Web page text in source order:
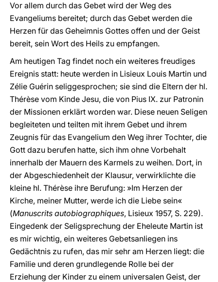
Vor allem durch das Gebet wird der Weg des
Evangeliums bereitet; durch das Gebet werden die
Herzen für das Geheimnis Gottes offen und der Geist
bereit, sein Wort des Heils zu empfangen.
Am heutigen Tag findet noch ein weiteres freudiges
Ereignis statt: heute werden in Lisieux Louis Martin und
Zélie Guérin seliggesprochen; sie sind die Eltern der hl.
Thérèse vom Kinde Jesu, die von Pius IX. zur Patronin
der Missionen erklärt worden war. Diese neuen Seligen
begleiteten und teilten mit ihrem Gebet und ihrem
Zeugnis für das Evangelium den Weg ihrer Tochter, die
Gott dazu berufen hatte, sich ihm ohne Vorbehalt
innerhalb der Mauern des Karmels zu weihen. Dort, in
der Abgeschiedenheit der Klausur, verwirklichte die
kleine hl. Thérèse ihre Berufung: »Im Herzen der
Kirche, meiner Mutter, werde ich die Liebe sein«
(Manuscrits autobiographiques, Lisieux 1957, S. 229).
Eingedenk der Seligsprechung der Eheleute Martin ist
es mir wichtig, ein weiteres Gebetsanliegen ins
Gedächtnis zu rufen, das mir sehr am Herzen liegt: die
Familie und deren grundlegende Rolle bei der
Erziehung der Kinder zu einem universalen Geist, der